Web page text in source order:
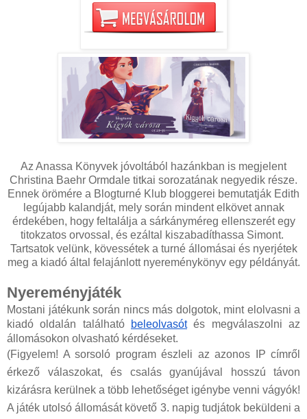
Az Anassa Könyvek jóvoltából hazánkban is megjelent
Christina Baehr Ormdale titkai sorozatának negyedik része.
Ennek örömére a Blogturné Klub bloggerei bemutatják Edith
legújabb kalandját, mely során mindent elkövet annak
érdekében, hogy feltalálja a sárkányméreg ellenszerét egy
titokzatos orvossal, és ezáltal kiszabadíthassa Simont.
Tartsatok velünk, kövessétek a turné állomásai és nyerjétek
meg a kiadó által felajánlott nyereménykönyv egy példányát.
Nyereményjáték
Mostani játékunk során nincs más dolgotok, mint elolvasni a
kiadó oldalán található
beleolvasótés megválaszolni az
állomásokon olvasható kérdéseket.
(Figyelem! A sorsoló program észleli az azonos IP címről
érkező válaszokat, és csalás gyanújával hosszú távon
kizárásra kerülnek a több lehetőséget igénybe venni vágyók!
A játék utolsó állomását követő 3. napig tudjátok beküldeni a